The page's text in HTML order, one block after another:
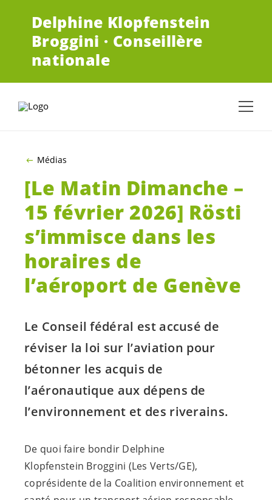
Delphine Klopfenstein
Broggini · Conseillère
nationale
Médias
[Le Matin Dimanche –
15 février 2026] Rösti
s’immisce dans les
horaires de
l’aéroport de Genève
Le Conseil fédéral est accusé de
réviser la loi sur l’aviation pour
bétonner les acquis de
l’aéronautique aux dépens de
l’environnement et des riverains.
De quoi faire bondir Delphine
Klopfenstein Broggini (Les Verts/GE),
coprésidente de la Coalition environnement et